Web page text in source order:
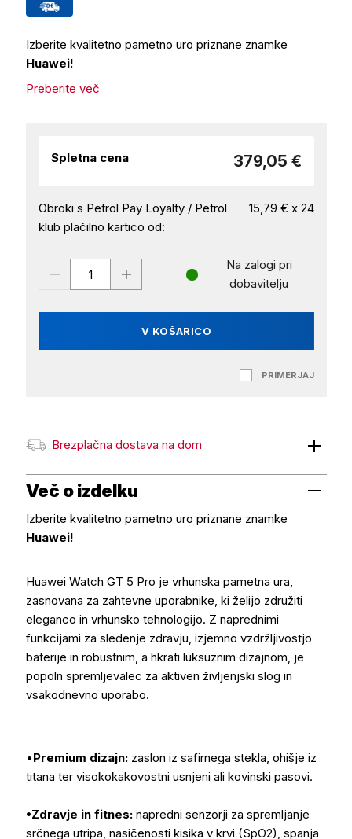
Izberite kvalitetno pametno uro priznane znamke
Huawei!
Preberite več
Spletna cena 379,05 €
Obroki s Petrol Pay Loyalty / Petrol
klub plačilno kartico od:
15,79 € x 24
V KOŠARICO
Na zalogi pri
dobavitelju
PRIMERJAJ
Brezplačna dostava na dom
Brezplačna dostava na dom
Več o izdelku
Izberite kvalitetno pametno uro priznane znamke
Huawei!
Huawei Watch GT 5 Pro je vrhunska pametna ura,
zasnovana za zahtevne uporabnike, ki želijo združiti
eleganco in vrhunsko tehnologijo. Z naprednimi
funkcijami za sledenje zdravju, izjemno vzdržljivostjo
baterije in robustnim, a hkrati luksuznim dizajnom, je
popoln spremljevalec za aktiven življenjski slog in
vsakodnevno uporabo.
•Premium dizajn: zaslon iz safirnega stekla, ohišje iz
titana ter visokokakovostni usnjeni ali kovinski pasovi.
•Zdravje in fitnes: napredni senzorji za spremljanje
srčnega utripa, nasičenosti kisika v krvi (SpO2), spanja